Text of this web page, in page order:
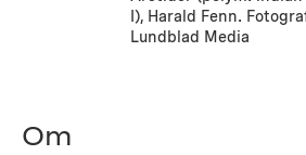
I), Harald Fenn.
Lundblad Media
Om